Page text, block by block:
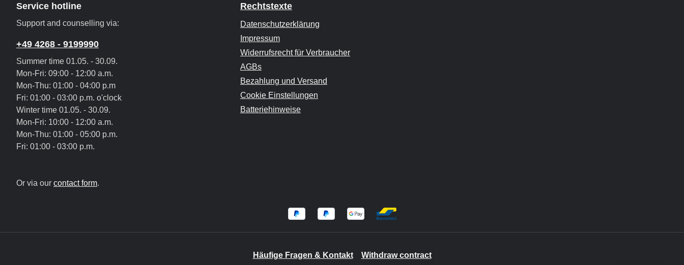
Service hotline
Support and counselling via:
+49 4268 - 9199990
Summer time 01.05. - 30.09.
Mon-Fri: 09:00 - 12:00 a.m.
Mon-Thu: 01:00 - 04:00 p.m
Fri: 01:00 - 03:00 p.m. o'clock
Winter time 01.05. - 30.09.
Mon-Fri: 10:00 - 12:00 a.m.
Mon-Thu: 01:00 - 05:00 p.m.
Fri: 01:00 - 03:00 p.m.
Or via our contact form.
Rechtstexte
Datenschutzerklärung
Impressum
Widerrufsrecht für Verbraucher
AGBs
Bezahlung und Versand
Cookie Einstellungen
Batteriehinweise
Häufige Fragen & Kontakt Withdraw contract